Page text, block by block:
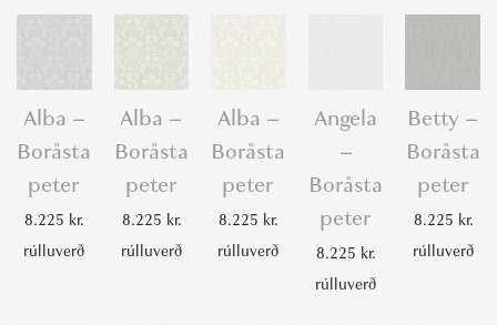
e
r
q
u
Alba –
Boråsta
peter
8.225 kr.
rúlluverð
Alba –
Boråsta
peter
8.225 kr.
rúlluverð
Alba –
Boråsta
peter
8.225 kr.
rúlluverð
Angela
–
Boråsta
peter
8.225 kr.
rúlluverð
Betty –
Boråsta
peter
8.225 kr.
rúlluverð